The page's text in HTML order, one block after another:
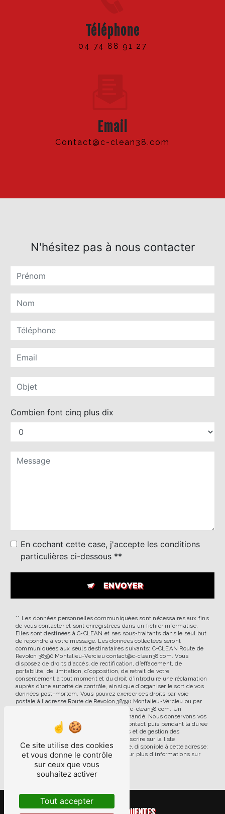
Téléphone
04 74 88 91 27
Email
contact@c-clean38.com
N'hésitez pas à nous contacter
Combien font cinq plus dix
En cochant cette case, j'accepte les conditions
particulières ci-dessous **
ENVOYER
** Les données personnelles communiquées sont nécessaires aux fins
de vous contacter et sont enregistrées dans un fichier informatisé.
Elles sont destinées à C-CLEAN et ses sous-traitants dans le seul but
de répondre à votre message. Les données collectées seront
communiquées aux seuls destinataires suivants: C-CLEAN Route de
Revolon 38390 Montalieu-Vercieu contact@c-clean38.com. Vous
disposez de droits d’accès, de rectification, d’effacement, de
portabilité, de limitation, d’opposition, de retrait de votre
consentement à tout moment et du droit d’introduire une réclamation
auprès d’une autorité de contrôle, ainsi que d’organiser le sort de vos
données post-mortem. Vous pouvez exercer ces droits par voie
postale à l'adresse Route de Revolon 38390 Montalieu-Vercieu ou par
courrier électronique à l'adresse contact@c-clean38.com. Un
justificatif d'identité pourra vous être demandé. Nous conservons vos
données pendant la période de prise de contact puis pendant la durée
de prescription légale aux fins probatoires et de gestion des
contentieux. Vous avez le droit de vous inscrire sur la liste
d'opposition au démarchage téléphonique, disponible à cette adresse:
Bloctel.gouv.fr. Consultez le site cnil.fr pour plus d’informations sur
vos droits.
Ce site utilise des cookies
et vous donne le contrôle
sur ceux que vous
souhaitez activer
Tout accepter